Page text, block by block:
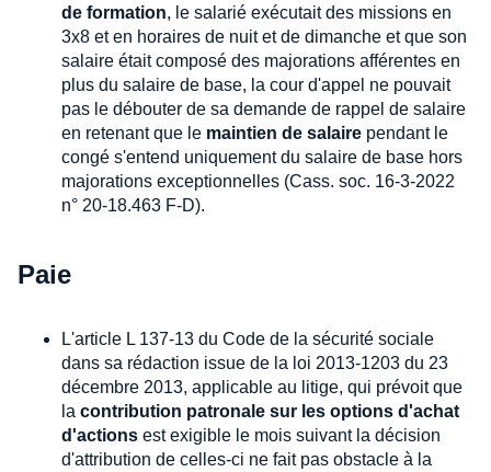
de formation, le salarié exécutait des missions en
3x8 et en horaires de nuit et de dimanche et que son
salaire était composé des majorations afférentes en
plus du salaire de base, la cour d'appel ne pouvait
pas le débouter de sa demande de rappel de salaire
en retenant que le maintien de salaire pendant le
congé s'entend uniquement du salaire de base hors
majorations exceptionnelles (Cass. soc. 16-3-2022
n° 20-18.463 F-D).
Paie
L'article L 137-13 du Code de la sécurité sociale
dans sa rédaction issue de la loi 2013-1203 du 23
décembre 2013, applicable au litige, qui prévoit que
la contribution patronale sur les options d'achat
d'actions est exigible le mois suivant la décision
d'attribution de celles-ci ne fait pas obstacle à la